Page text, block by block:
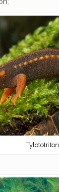
Tylototriton